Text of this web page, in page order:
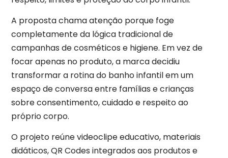
A proposta chama atenção porque foge
completamente da lógica tradicional de
campanhas de cosméticos e higiene. Em vez de
focar apenas no produto, a marca decidiu
transformar a rotina do banho infantil em um
espaço de conversa entre famílias e crianças
sobre consentimento, cuidado e respeito ao
próprio corpo.
O projeto reúne videoclipe educativo, materiais
didáticos, QR Codes integrados aos produtos e